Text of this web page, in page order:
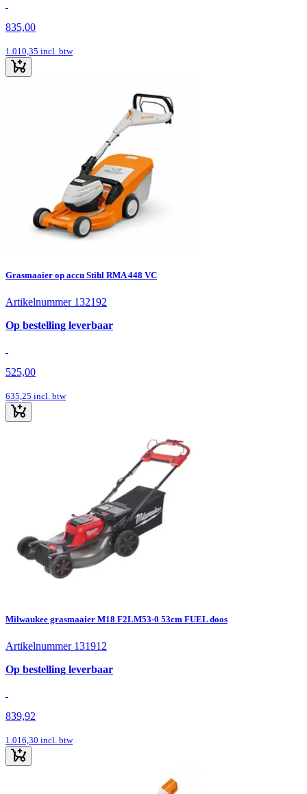
835,00
1.010,35 incl. btw
Grasmaaier op accu Stihl RMA 448 VC
Artikelnummer 132192
Op bestelling leverbaar
525,00
635,25 incl. btw
Milwaukee grasmaaier M18 F2LM53-0 53cm FUEL doos
Artikelnummer 131912
Op bestelling leverbaar
839,92
1.016,30 incl. btw